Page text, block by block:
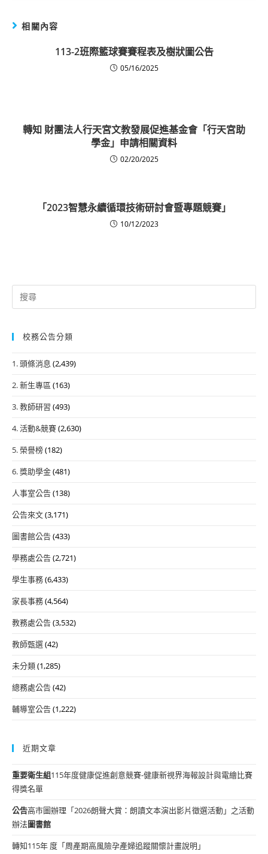
相關內容
113-2班際籃球賽賽程表及樹狀圖公告
05/16/2025
轉知 財團法人行天宮文教發展促進基金會「行天宮助
學金」申請相關資料
02/20/2025
「2023智慧永續循環技術研討會暨專題競賽」
10/12/2023
Search
for:
校務公告分類
1. 頭條消息 (2,439)
2. 新生專區 (163)
3. 教師研習 (493)
4. 活動&競賽(2,630)
5. 榮譽榜(182)
6. 獎助學金(481)
人事室公告(138)
公告來文(3,171)
圖書館公告(433)
學務處公告(2,721)
學生事務(6,433)
家長事務(4,564)
教務處公告(3,532)
教師甄選(42)
未分類(1,285)
總務處公告(42)
輔導室公告(1,222)
近期文章
重要衛生組115年度健康促進創意競賽-健康新視界海報設計與電繪比賽
得獎名單
公告高市圖辦理「2026朗聲大賞：朗讀文本演出影片徵選活動」之活動
辦法圖書館
轉知115年 度「周產期高風險孕產婦追蹤關懷計畫說明」